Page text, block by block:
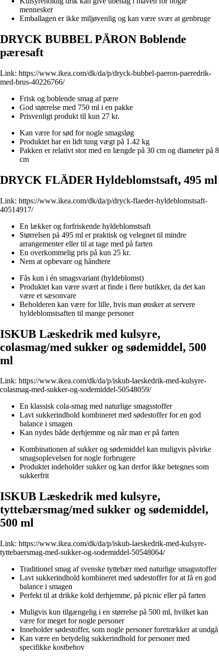
mennesker
Emballagen er ikke miljøvenlig og kan være svær at genbruge
DRYCK BUBBEL PÄRON Boblende
pæresaft
Link: https://www.ikea.com/dk/da/p/dryck-bubbel-paeron-paeredrik-
med-brus-40226766/
Frisk og boblende smag af pære
God størrelse med 750 ml i en pakke
Prisvenligt produkt til kun 27 kr.
Kan være for sød for nogle smagsløg
Produktet har en lidt tung vægt på 1.42 kg
Pakken er relativt stor med en længde på 30 cm og diameter på 8
cm
DRYCK FLÄDER Hyldeblomstsaft, 495 ml
Link: https://www.ikea.com/dk/da/p/dryck-flaeder-hyldeblomstsaft-
40514917/
En lækker og forfriskende hyldeblomstsaft
Størrelsen på 495 ml er praktisk og velegnet til mindre
arrangementer eller til at tage med på farten
En overkommelig pris på kun 25 kr.
Nem at opbevare og håndtere
Fås kun i én smagsvariant (hyldeblomst)
Produktet kan være svært at finde i flere butikker, da det kan
være et sæsonvare
Beholderen kan være for lille, hvis man ønsker at servere
hyldeblomstsaften til mange personer
ISKUB Læskedrik med kulsyre,
colasmag/med sukker og sødemiddel, 500
ml
Link: https://www.ikea.com/dk/da/p/iskub-laeskedrik-med-kulsyre-
colasmag-med-sukker-og-sodemiddel-50548059/
En klassisk cola-smag med naturlige smagsstoffer
Lavt sukkerindhold kombineret med sødestoffer for en god
balance i smagen
Kan nydes både derhjemme og når man er på farten
Kombinationen af sukker og sødemiddel kan muligvis påvirke
smagsoplevelsen for nogle forbrugere
Produktet indeholder sukker og kan derfor ikke betegnes som
sukkerfrit
ISKUB Læskedrik med kulsyre,
tyttebærsmag/med sukker og sødemiddel,
500 ml
Link: https://www.ikea.com/dk/da/p/iskub-laeskedrik-med-kulsyre-
tyttebaersmag-med-sukker-og-sodemiddel-50548064/
Traditionel smag af svenske tyttebær med naturlige smagsstoffer
Lavt sukkerindhold kombineret med sødestoffer for at få en god
balance i smagen
Perfekt til at drikke kold derhjemme, på picnic eller på farten
Muligvis kun tilgængelig i en størrelse på 500 ml, hvilket kan
være for meget for nogle personer
Inneholder sødestoffer, som nogle personer foretrækker at undgå
Kan være en betydelig sukkerindhold for personer med
specifikke kostbehov